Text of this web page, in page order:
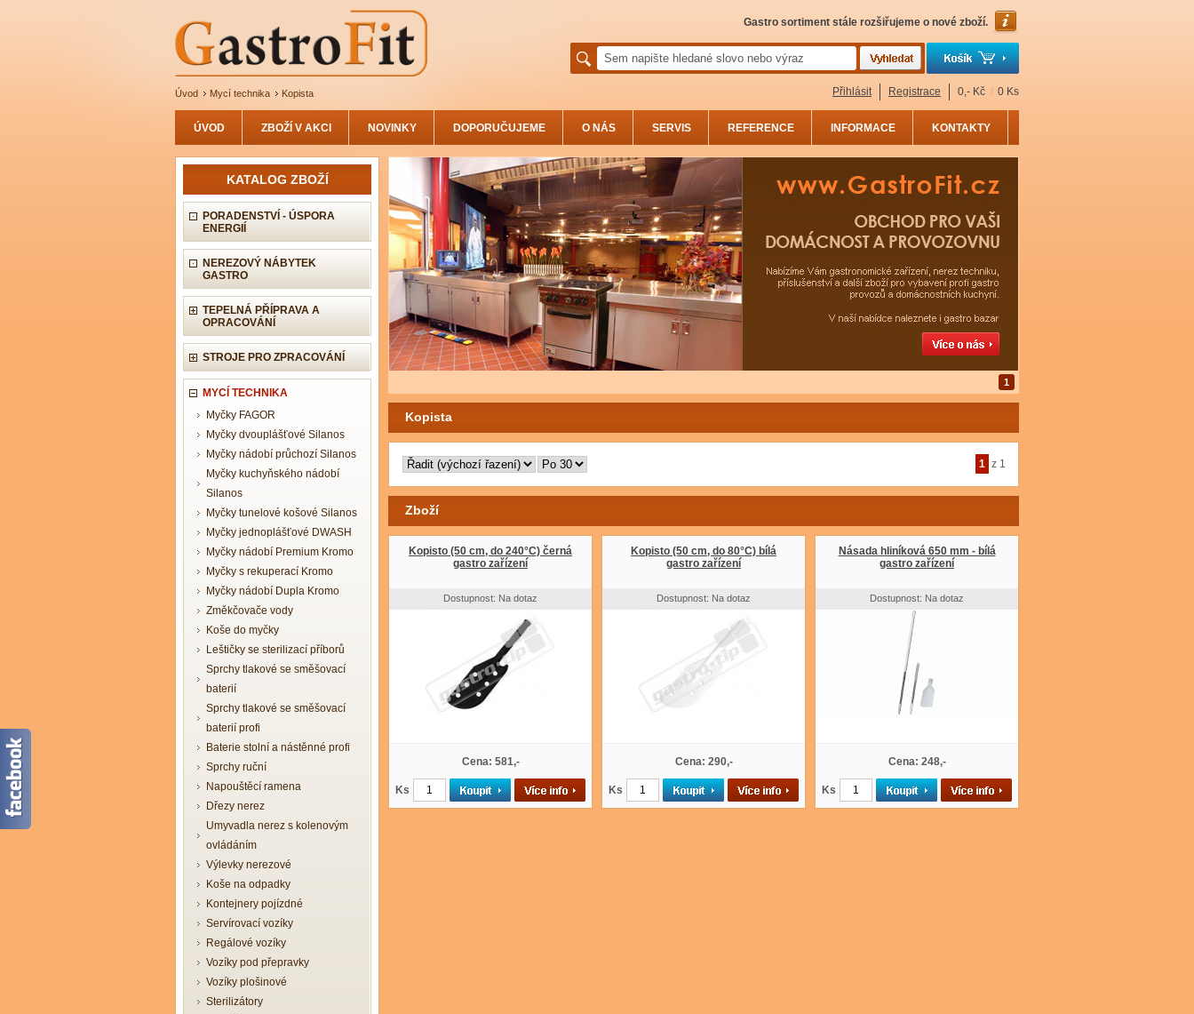
Úvod Mycí technika Kopista
Gastro sortiment stále rozšiřujeme o nové zboží.
Přihlásit Registrace 0,- Kč / 0 Ks
ÚVOD ZBOŽÍ V AKCI NOVINKY DOPORUČUJEME O NÁS SERVIS REFERENCE INFORMACE KONTAKTY
KATALOG ZBOŽÍ
PORADENSTVÍ - ÚSPORA
ENERGIÍ
NEREZOVÝ NÁBYTEK
GASTRO
TEPELNÁ PŘÍPRAVA A
OPRACOVÁNÍ
STROJE PRO ZPRACOVÁNÍ
MYCÍ TECHNIKA
Myčky FAGOR
Myčky dvouplášťové Silanos
Myčky nádobí průchozí Silanos
Myčky kuchyňského nádobí
Silanos
Myčky tunelové košové Silanos
Myčky jednoplášťové DWASH
Myčky nádobí Premium Kromo
Myčky s rekuperací Kromo
Myčky nádobí Dupla Kromo
Změkčovače vody
Koše do myčky
Leštičky se sterilizací příborů
Sprchy tlakové se směšovací
baterií
Sprchy tlakové se směšovací
baterií profi
Baterie stolní a nástěnné profi
Sprchy ruční
Napouštěcí ramena
Dřezy nerez
Umyvadla nerez s kolenovým
ovládáním
Výlevky nerezové
Koše na odpadky
Kontejnery pojízdné
Servírovací vozíky
Regálové vozíky
Vozíky pod přepravky
Vozíky plošinové
Sterilizátory
1
Kopista
Zboží
1 z 1
Kopisto (50 cm, do 240°C) černá
gastro zařízení
Dostupnost: Na dotaz
Cena: 581,-
Ks
Kopisto (50 cm, do 80°C) bílá
gastro zařízení
Dostupnost: Na dotaz
Cena: 290,-
Ks
Násada hliníková 650 mm - bílá
gastro zařízení
Dostupnost: Na dotaz
Cena: 248,-
Ks